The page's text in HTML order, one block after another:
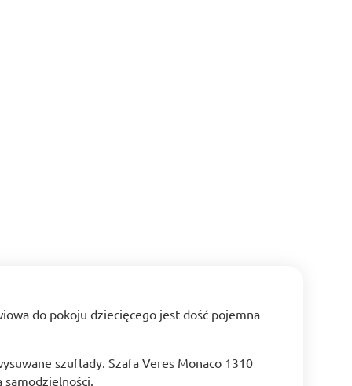
do pokoju dziecięcego jest dość pojemna
szuflady. Szafa Veres Monaco 1310
samodzielności.